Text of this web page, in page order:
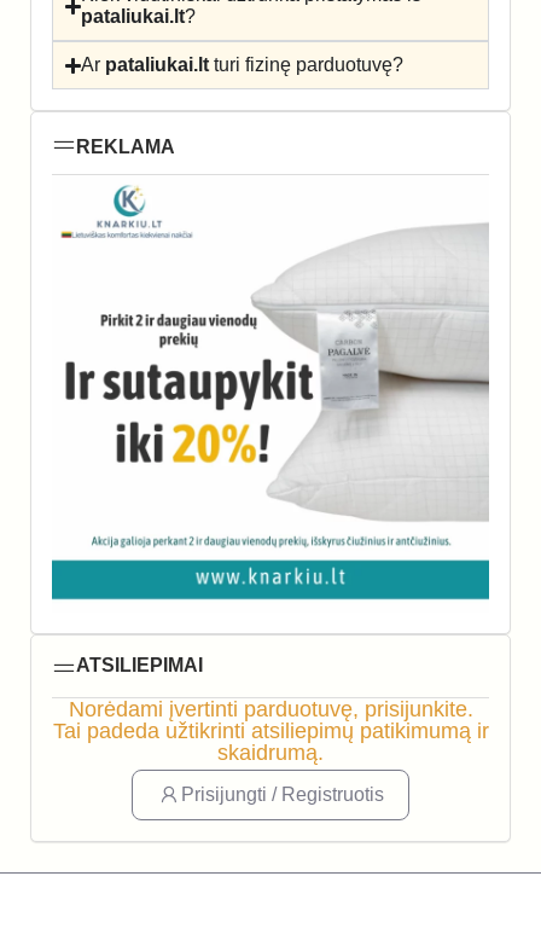
pataliukai.lt?
Ar pataliukai.lt turi fizinę parduotuvę?
REKLAMA
ATSILIEPIMAI
Norėdami įvertinti parduotuvę, prisijunkite.
Tai padeda užtikrinti atsiliepimų patikimumą ir
skaidrumą.
Prisijungti / Registruotis